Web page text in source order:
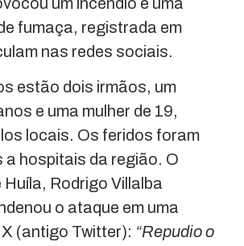
fumaça, registrada em
nas redes sociais.
estão dois irmãos, um
e uma mulher de 19,
locais. Os feridos foram
a hospitais da região. O
Rodrigo Villalba
o ataque em uma
(antigo Twitter): “Repudio o